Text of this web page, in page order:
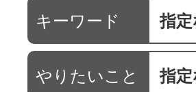
キーワード 指
やりたいこと 指